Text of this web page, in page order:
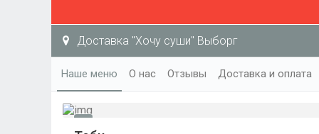
Доставка "Хочу суши" Выборг
Наше меню О нас Отзывы Доставка и оплата